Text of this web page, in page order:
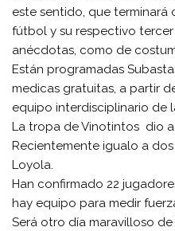
este sentido, que
fútbol y su respectivo
anécdotas, como de
Están programadas
medicas gratuitas, a partir
equipo interdisciplinario de
La tropa de Vinotintos dio
Recientemente igualo a
Loyola.
Han confirmado 22
hay equipo para medir
Será otro día maravilloso